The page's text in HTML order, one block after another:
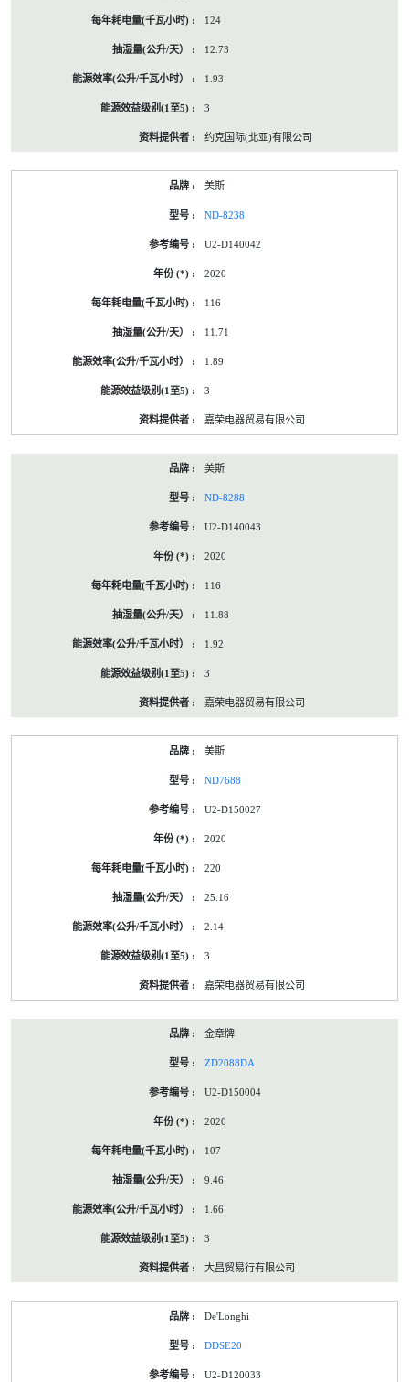
124
12.73
1.93
3
约克国际(北亚)有限公司
美斯
ND-8238
U2-D140042
2020
116
11.71
1.89
3
嘉荣电器贸易有限公司
美斯
ND-8288
U2-D140043
2020
116
11.88
1.92
3
嘉荣电器贸易有限公司
美斯
ND7688
U2-D150027
2020
220
25.16
2.14
3
嘉荣电器贸易有限公司
金章牌
ZD2088DA
U2-D150004
2020
107
9.46
1.66
3
大昌贸易行有限公司
De'Longhi
DDSE20
U2-D120033